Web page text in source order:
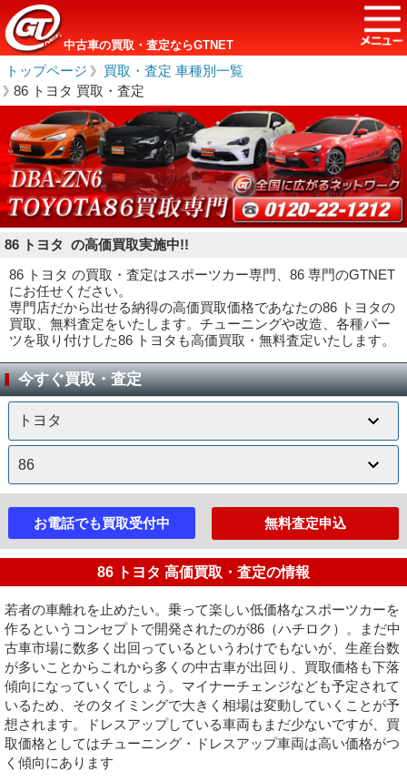
中古車の買取・査定ならGTNET
トップページ ＞
買取・査定 車種別一覧
＞
86 トヨタ 買取・査定
86 トヨタ の高価買取実施中!!
86 トヨタ の買取・査定はスポーツカー専門、86 専門のGTNET
にお任せください。
専門店だから出せる納得の高価買取価格であなたの86 トヨタの
買取、無料査定をいたします。チューニングや改造、各種パー
ツを取り付けした86 トヨタも高価買取・無料査定いたします。
今すぐ買取・査定
お電話でも買取受付中 無料査定申込
86 トヨタ 高価買取・査定の情報
若者の車離れを止めたい。乗って楽しい低価格なスポーツカーを
作るというコンセプトで開発されたのが86（ハチロク）。まだ中
古車市場に数多く出回っているというわけでもないが、生産台数
が多いことからこれから多くの中古車が出回り、買取価格も下落
傾向になっていくでしょう。マイナーチェンジなども予定されて
いるため、そのタイミングで大きく相場は変動していくことが予
想されます。ドレスアップしている車両もまだ少ないですが、買
取価格としてはチューニング・ドレスアップ車両は高い価格がつ
く傾向にあります